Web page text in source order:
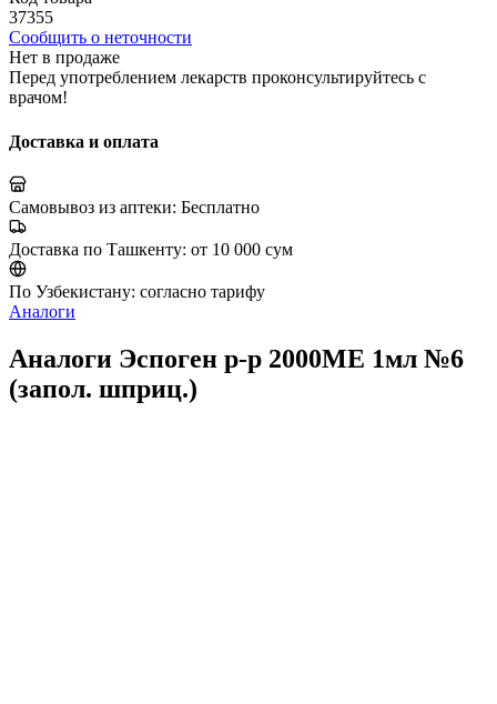
37355
Сообщить о неточности
Нет в продаже
Перед употреблением лекарств проконсультируйтесь с
врачом!
Доставка и оплата
Самовывоз из аптеки: Бесплатно
Доставка по Ташкенту: от 10 000 сум
По Узбекистану: согласно тарифу
Аналоги
Аналоги Эспоген р-р 2000МЕ 1мл №6
(запол. шприц.)